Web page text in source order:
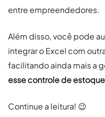
entre empreendedores.
Além disso, você pode
integrar o Excel com
facilitando ainda mais a
esse controle de
Continue a leitura! 😉